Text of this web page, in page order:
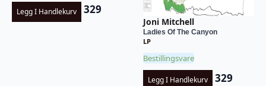
Legg I Handlekurv 329
Joni Mitchell
Ladies Of The Canyon
LP
Bestillingsvare
Legg I Handlekurv 329